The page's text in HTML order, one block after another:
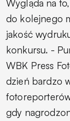
Wygląda na
do kolejnego
jakość
konkursu. -
WBK Press
dzień bardzo
gdy